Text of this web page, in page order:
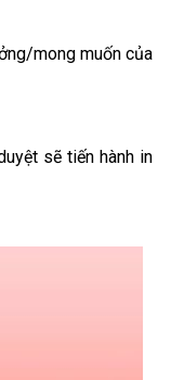
mong muốn của
sẽ tiến hành in